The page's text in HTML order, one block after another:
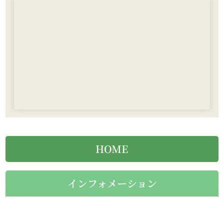
HOME
インフォメーション